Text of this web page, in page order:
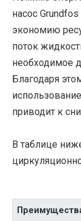
насос
экономию
поток
необходимое
Благодаря
приводит к
В таблице